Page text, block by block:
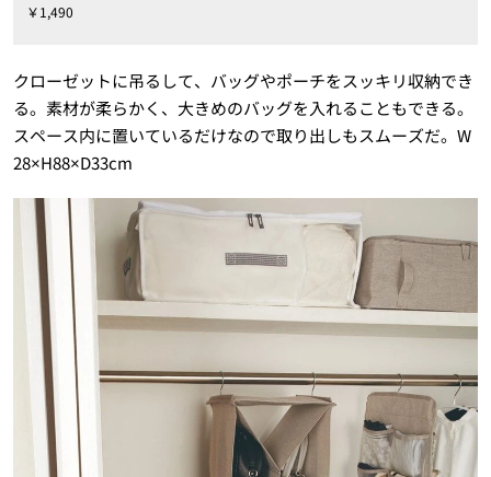
￥1,490
クローゼットに吊るして、バッグやポーチをスッキリ収納でき
る。素材が柔らかく、大きめのバッグを入れることもできる。
スペース内に置いているだけなので取り出しもスムーズだ。W
28×H88×D33cm